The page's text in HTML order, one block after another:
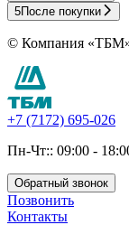
5После покупки
© Компания
+7 (7172) 695-026
Пн-Чт:: 09:00 -
Обратный звонок
Позвонить
Контакты